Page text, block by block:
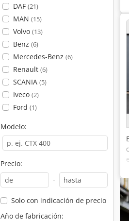
DAF (21)
MAN (15)
Volvo (13)
Benz (6)
Mercedes-Benz (6)
Renault (6)
SCANIA (5)
Iveco (2)
Ford (1)
Modelo:
Precio:
-
Solo con indicación de precio
Año de fabricación: